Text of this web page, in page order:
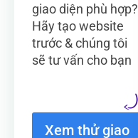
giao diện phù hợp?
Hãy tạo website
trước & chúng tôi
sẽ tư vấn cho bạn
Xem thử giao